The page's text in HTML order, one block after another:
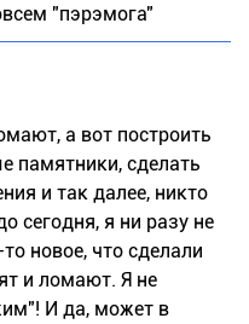
"пэрэмога"
а вот построить
памятники, сделать
и так далее, никто
сегодня, я ни разу не
новое, что сделали
и ломают. Я не
И да, может в